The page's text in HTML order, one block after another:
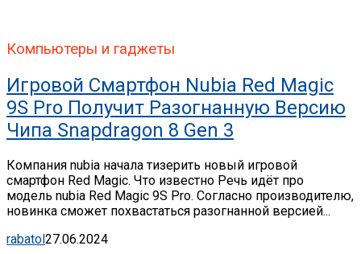
Компьютеры и гаджеты
Игровой Смартфон Nubia Red Magic
9S Pro Получит Разогнанную Версию
Чипа Snapdragon 8 Gen 3
Компания nubia начала тизерить новый игровой
смартфон Red Magic. Что известно Речь идёт про
модель nubia Red Magic 9S Pro. Согласно производителю,
новинка сможет похвастаться разогнанной версией...
rabatol27.06.2024